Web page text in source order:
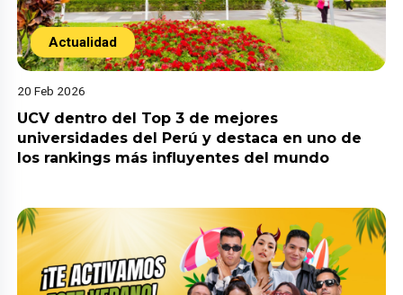
Actualidad
20 Feb 2026
UCV dentro del Top 3 de mejores
universidades del Perú y destaca en uno de
los rankings más influyentes del mundo